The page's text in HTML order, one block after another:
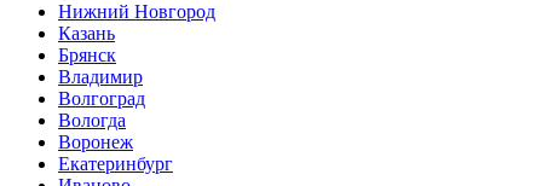
Нижний Нoвгород
Казань
Брянск
Владимир
Волгоград
Вологда
Воронеж
Екатеринбург